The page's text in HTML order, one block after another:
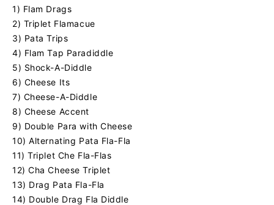
1) Flam Drags
2) Triplet Flamacue
3) Pata Trips
4) Flam Tap Paradiddle
5) Shock-A-Diddle
6) Cheese Its
7) Cheese-A-Diddle
8) Cheese Accent
9) Double Para with Cheese
10) Alternating Pata Fla-Fla
11) Triplet Che Fla-Flas
12) Cha Cheese Triplet
13) Drag Pata Fla-Fla
14) Double Drag Fla Diddle